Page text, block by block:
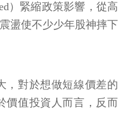
）緊縮政策影響，從高
盪使不少少年股神摔下
，對於想做短線價差的
價值投資人而言，反而